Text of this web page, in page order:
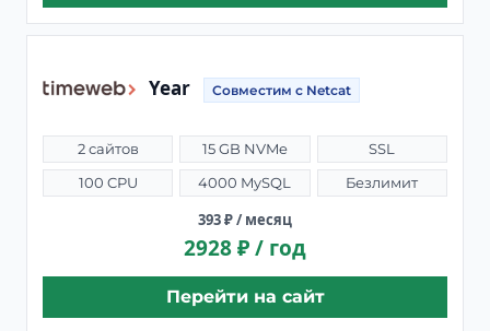
Year Совместим с Netcat
2 сайтов 15 GB NVMe
SSL
100 CPU
4000 MySQL Безлимит
393 ₽ / месяц
2928 ₽ / год
Перейти на сайт